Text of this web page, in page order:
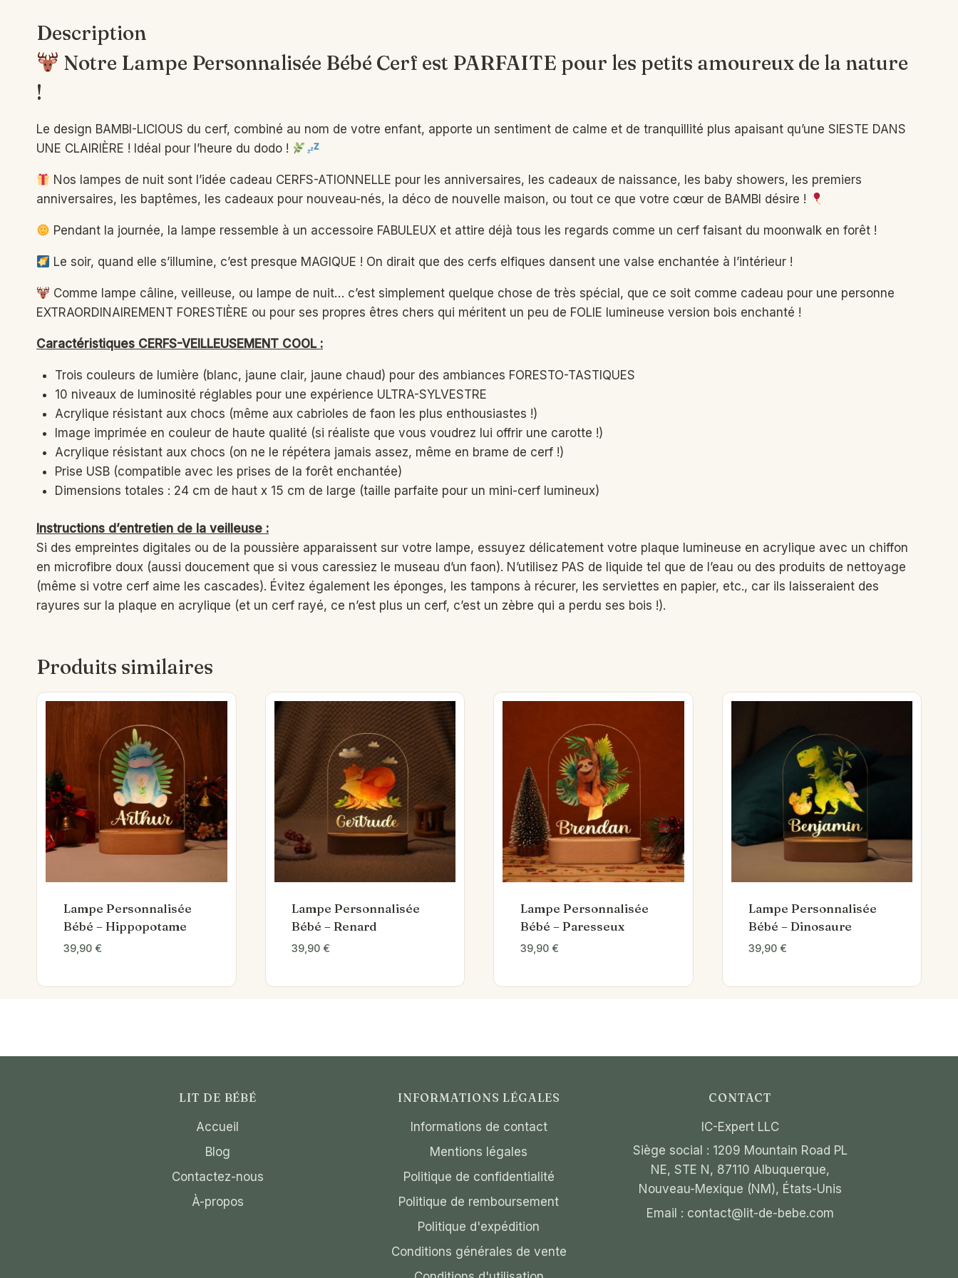
Description
Notre Lampe Personnalisée Bébé Cerf est PARFAITE pour les petits amoureux de la nature
!
Le design BAMBI-LICIOUS du cerf, combiné au nom de votre enfant, apporte un sentiment de calme et de tranquillité plus apaisant qu’une SIESTE DANS
UNE CLAIRIÈRE ! Idéal pour l’heure du dodo !
Nos lampes de nuit sont l’idée cadeau CERFS-ATIONNELLE pour les anniversaires, les cadeaux de naissance, les baby showers, les premiers
anniversaires, les baptêmes, les cadeaux pour nouveau-nés, la déco de nouvelle maison, ou tout ce que votre cœur de BAMBI désire !
Pendant la journée, la lampe ressemble à un accessoire FABULEUX et attire déjà tous les regards comme un cerf faisant du moonwalk en forêt !
Le soir, quand elle s’illumine, c’est presque MAGIQUE ! On dirait que des cerfs elfiques dansent une valse enchantée à l’intérieur !
Comme lampe câline, veilleuse, ou lampe de nuit… c’est simplement quelque chose de très spécial, que ce soit comme cadeau pour une personne
EXTRAORDINAIREMENT FORESTIÈRE ou pour ses propres êtres chers qui méritent un peu de FOLIE lumineuse version bois enchanté !
Caractéristiques CERFS-VEILLEUSEMENT COOL :
Trois couleurs de lumière (blanc, jaune clair, jaune chaud) pour des ambiances FORESTO-TASTIQUES
10 niveaux de luminosité réglables pour une expérience ULTRA-SYLVESTRE
Acrylique résistant aux chocs (même aux cabrioles de faon les plus enthousiastes !)
Image imprimée en couleur de haute qualité (si réaliste que vous voudrez lui offrir une carotte !)
Acrylique résistant aux chocs (on ne le répétera jamais assez, même en brame de cerf !)
Prise USB (compatible avec les prises de la forêt enchantée)
Dimensions totales : 24 cm de haut x 15 cm de large (taille parfaite pour un mini-cerf lumineux)
Instructions d’entretien de la veilleuse :
Si des empreintes digitales ou de la poussière apparaissent sur votre lampe, essuyez délicatement votre plaque lumineuse en acrylique avec un chiffon
en microfibre doux (aussi doucement que si vous caressiez le museau d’un faon). N’utilisez PAS de liquide tel que de l’eau ou des produits de nettoyage
(même si votre cerf aime les cascades). Évitez également les éponges, les tampons à récurer, les serviettes en papier, etc., car ils laisseraient des
rayures sur la plaque en acrylique (et un cerf rayé, ce n’est plus un cerf, c’est un zèbre qui a perdu ses bois !).
Produits similaires
Lampe Personnalisée
Bébé – Hippopotame
39,90 €
Lampe Personnalisée
Bébé – Renard
39,90 €
Lampe Personnalisée
Bébé – Paresseux
39,90 €
Lampe Personnalisée
Bébé – Dinosaure
39,90 €
LIT DE BÉBÉ
Accueil
Blog
Contactez-nous
À-propos
INFORMATIONS LÉGALES
Informations de contact
Mentions légales
Politique de confidentialité
Politique de remboursement
Politique d'expédition
Conditions générales de vente
CONTACT
IC-Expert LLC
Siège social : 1209 Mountain Road PL
NE, STE N, 87110 Albuquerque,
Nouveau-Mexique (NM), États-Unis
Email : contact@lit-de-bebe.com